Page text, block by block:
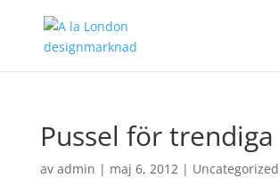
Pussel för trendiga
av admin | maj 6, 2012| Uncategorized